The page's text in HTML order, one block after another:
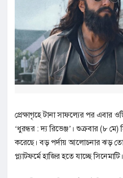
প্রেক্ষাগৃহে টানা সাফল্যের পর এবার
‘ধুরন্ধর : দ্য রিভেঞ্জ’। শুক্রবার (৮ মে)
করেছে। বড় পর্দায় আলোচনার ঝড়
প্ল্যাটফর্মে হাজির হতে যাচ্ছে সিনেমাটি।